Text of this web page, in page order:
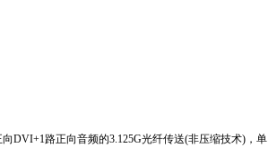
向DVI+1路正向音频的3.125G光纤传送(非压缩技术) ，单